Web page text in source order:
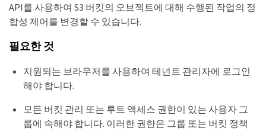
API를 사용하여 S3 버킷의 오브젝트에 대해 수행된 작업의 정
합성 제어를 변경할 수 있습니다.
필요한 것
지원되는 브라우저를 사용하여 테넌트 관리자에 로그인
해야 합니다.
모든 버킷 관리 또는 루트 액세스 권한이 있는 사용자 그
룹에 속해야 합니다. 이러한 권한은 그룹 또는 버킷 정책